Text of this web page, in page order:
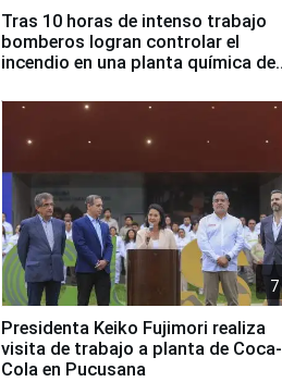
Tras 10 horas de intenso trabajo
bomberos logran controlar el
incendio en una planta química de
7
Presidenta Keiko Fujimori realiza
visita de trabajo a planta de Coca-
Cola en Pucusana